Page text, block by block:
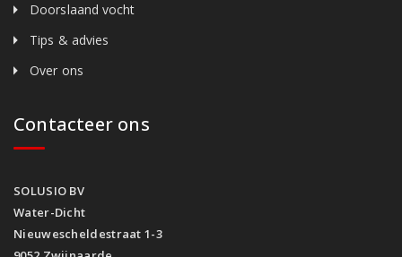
Doorslaand vocht
Tips & advies
Over ons
Contacteer ons
SOLUSIO BV
Water-Dicht
Nieuwescheldestraat 1-3